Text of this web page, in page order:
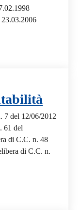
7 del 12/06/2012
61 del
di C.C. n. 48
di C.C. n.